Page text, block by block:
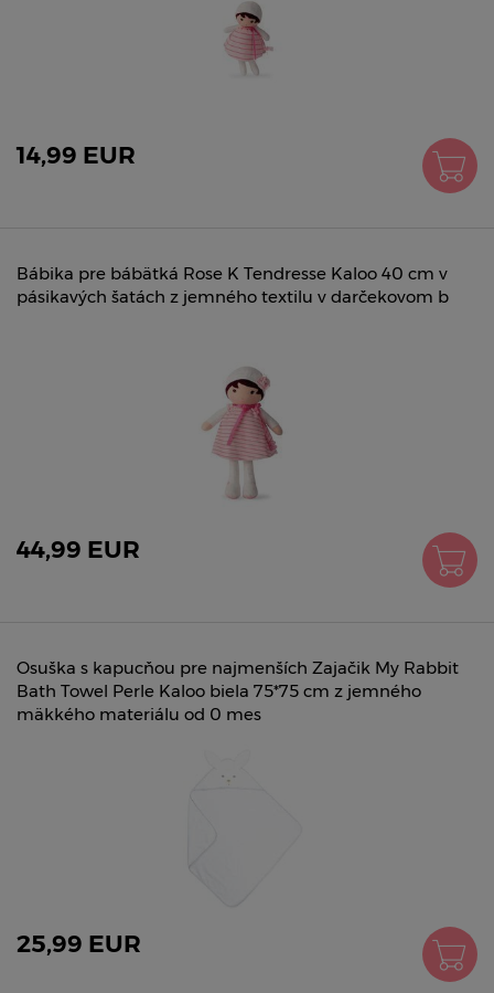
14,99 EUR
Bábika pre bábätká Rose K Tendresse Kaloo 40 cm v
pásikavých šatách z jemného textilu v darčekovom b
44,99 EUR
Osuška s kapucňou pre najmenších Zajačik My Rabbit
Bath Towel Perle Kaloo biela 75*75 cm z jemného
mäkkého materiálu od 0 mes
25,99 EUR